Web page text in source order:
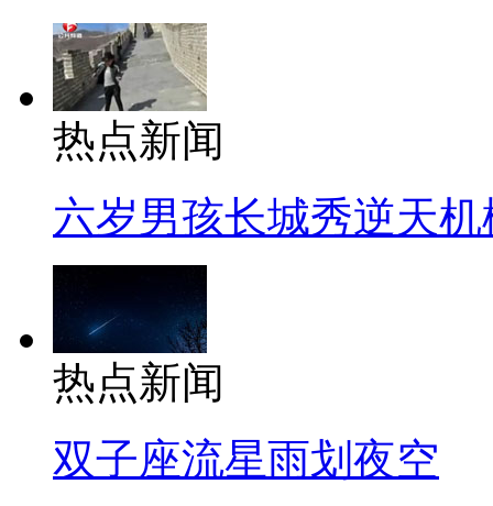
热点新闻
六岁男孩长城秀逆天机
热点新闻
双子座流星雨划夜空